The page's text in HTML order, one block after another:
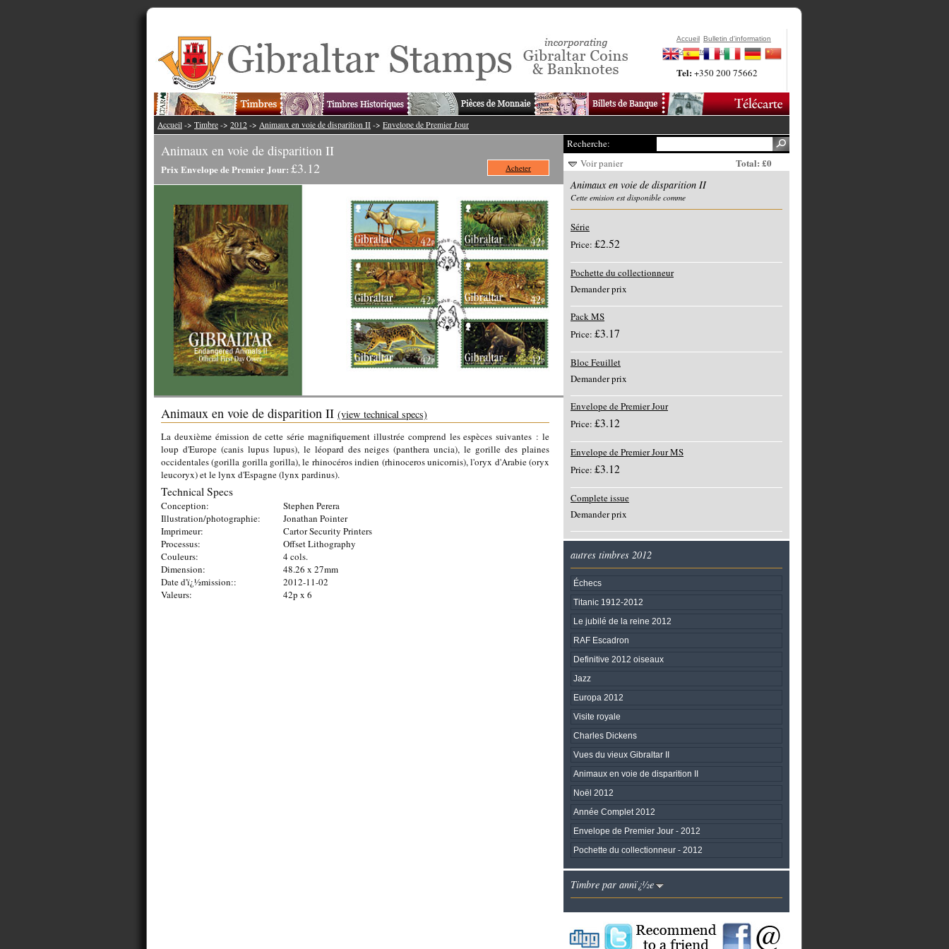
Accueil Bulletin d'information
Contactez-Nous
Tel:+350 200 75662
Accueil -> Timbre -> 2012 -> Animaux en voie de disparition II -> Envelope de Premier Jour
Animaux en voie de disparition II
Prix Envelope de Premier Jour: £3.12 Acheter
Animaux en voie de disparition II (view technical specs)
La deuxième émission de cette série magnifiquement illustrée comprend les espèces suivantes : le
loup d'Europe (canis lupus lupus), le léopard des neiges (panthera uncia), le gorille des plaines
occidentales (gorilla gorilla gorilla), le rhinocéros indien (rhinoceros unicornis), l'oryx d'Arabie (oryx
leucoryx) et le lynx d'Espagne (lynx pardinus).
Technical Specs
Conception:
Stephen Perera
Illustration/photographie:
Jonathan Pointer
Imprimeur:
Cartor Security Printers
Processus:
Offset Lithography
Couleurs:
4 cols.
Dimension:
48.26 x 27mm
Date d'ï¿½mission::
2012-11-02
Valeurs:
42p x 6
Recherche:
Voir panier
Total: £0
Animaux en voie de disparition II
Cette emision est disponible comme
Série
Price: £2.52
Pochette du collectionneur
Demander prix
Pack MS
Price: £3.17
Bloc Feuillet
Demander prix
Envelope de Premier Jour
Price: £3.12
Envelope de Premier Jour MS
Price: £3.12
Complete issue
Demander prix
autres timbres 2012
Échecs
Titanic 1912-2012
Le jubilé de la reine 2012
RAF Escadron
Definitive 2012 oiseaux
Jazz
Europa 2012
Visite royale
Charles Dickens
Vues du vieux Gibraltar II
Animaux en voie de disparition II
Noël 2012
Année Complet 2012
Envelope de Premier Jour - 2012
Pochette du collectionneur - 2012
Timbre par annï¿½e